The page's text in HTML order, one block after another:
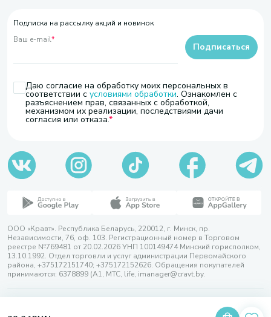
Подписка на рассылку акций и новинок
Ваш e-mail*
Даю согласие на обработку моих персональных в
соответствии с условиями обработки. Ознакомлен с
разъяснением прав, связанных с обработкой,
механизмом их реализации, последствиями дачи
согласия или отказа.
Подписаться
ООО «Кравт». Республика Беларусь, 220012, г. Минск, пр.
Независимости, 76, оф. 103. Регистрационный номер в Торговом
реестре №769481 от 20.02.2026 УНП 100149474 Минский горисполком,
13.10.1992. Отдел торговли и услуг администрации Первомайского
района, +375172151740; +375172152626. Обращения покупателей
принимаются: 6378899 (А1, МТС, life, imanager@cravt.by.